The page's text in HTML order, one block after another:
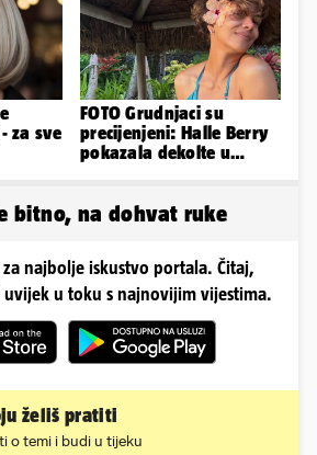
za sve
FOTO Grudnjaci su
precijenjeni: Halle Berry
pokazala dekolte u
bitno, na dohvat ruke
najbolje iskustvo portala. Čitaj,
u toku s najnovijim vijestima.
želiš pratiti
o temi i budi u tijeku